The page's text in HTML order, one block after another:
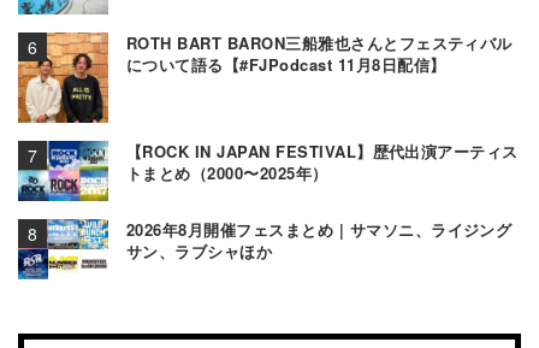
ROTH BART BARON三船雅也さんとフェスティバル
について語る【#FJPodcast 11月8日配信】
【ROCK IN JAPAN FESTIVAL】歴代出演アーティス
トまとめ（2000〜2025年）
2026年8月開催フェスまとめ | サマソニ、ライジング
サン、ラブシャほか